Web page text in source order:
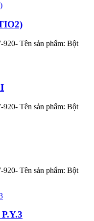
Tên sản phẩm: Bột
Tên sản phẩm: Bột
Tên sản phẩm: Bột